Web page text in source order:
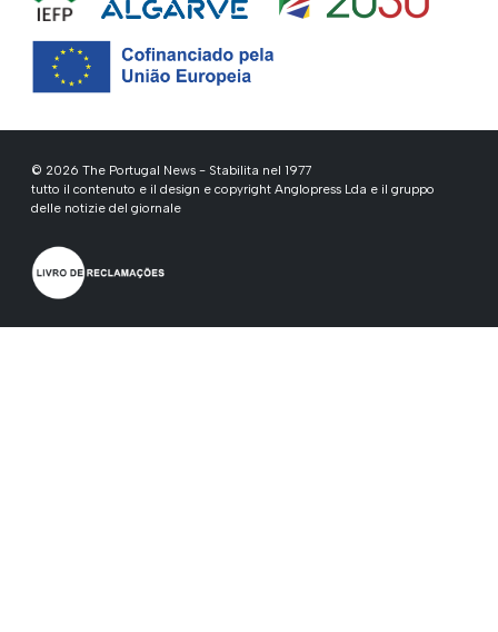
© 2026 The Portugal News - Stabilita nel 1977
tutto il contenuto e il design e copyright Anglopress Lda e il gruppo
delle notizie del giornale